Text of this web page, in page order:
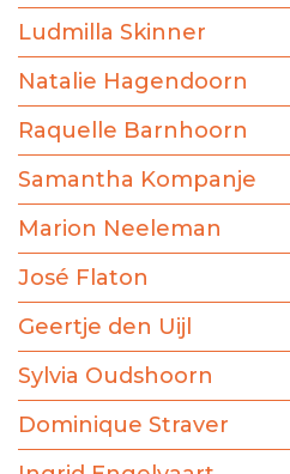
Ludmilla Skinner
Natalie Hagendoorn
Raquelle Barnhoorn
Samantha Kompanje
Marion Neeleman
José Flaton
Geertje den Uijl
Sylvia Oudshoorn
Dominique Straver